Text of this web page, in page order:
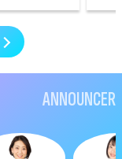
ANNOUNCER